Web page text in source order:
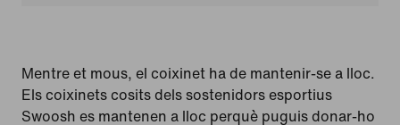
Mentre et mous, el coixinet ha de mantenir-se a lloc.
Els coixinets cosits dels sostenidors esportius
Swoosh es mantenen a lloc perquè puguis donar-ho